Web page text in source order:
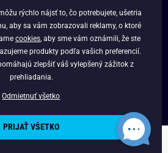
Všetky práva vyhradené. webdesign ©
rýchlo nájsť to, čo potrebujete, ušetria
aby sa vám zobrazovali reklamy, o ktoré
cookies , aby sme vám oznámili, že ste
produkty podľa vašich preferencií.
zlepšiť váš vylepšený zážitok z
prehliadania.
Odmietnuť všetko
PRIJAŤ VŠETKO